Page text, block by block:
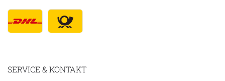
SERVICE & KONTAKT